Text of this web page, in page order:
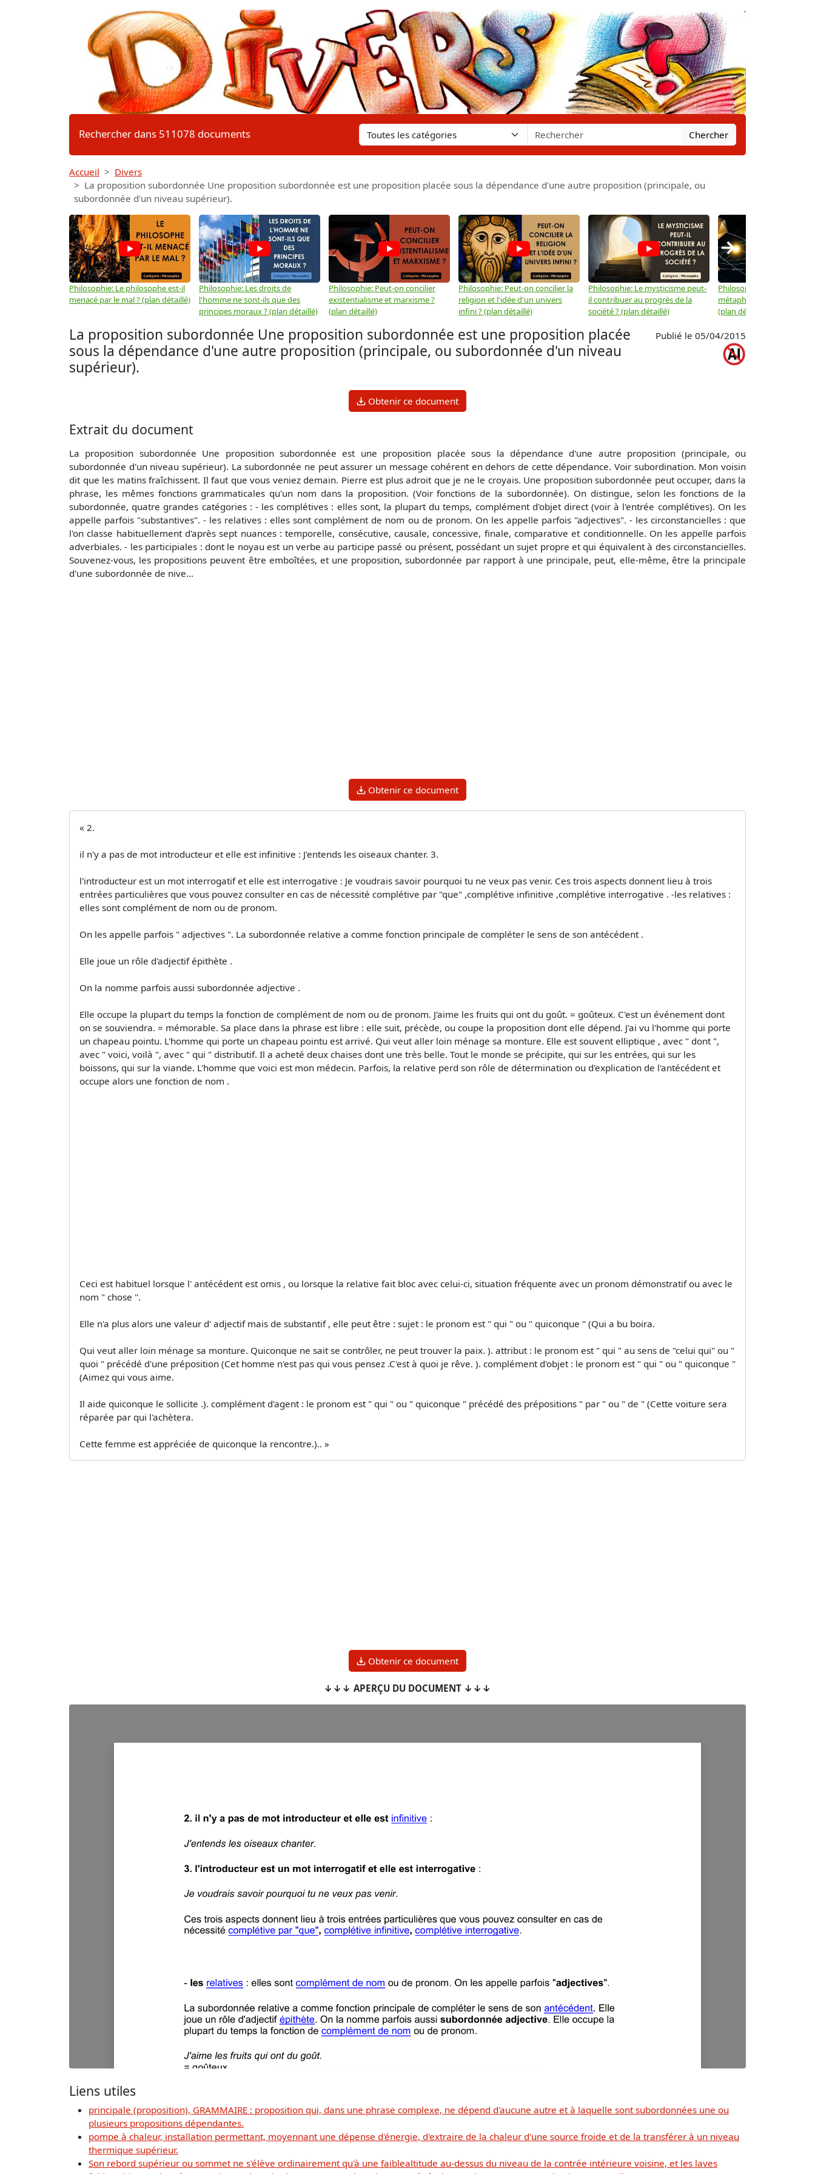
Rechercher dans 511078 documents Chercher
Accueil
Divers
La proposition subordonnée Une proposition subordonnée est une proposition placée sous la dépendance d'une autre proposition (principale, ou
subordonnée d'un niveau supérieur).
Philosophie: Le philosophe est-il
menacé par le mal ? (plan détaillé)
Philosophie: Les droits de
l'homme ne sont-ils que des
principes moraux ? (plan détaillé)
Philosophie: Peut-on concilier
existentialisme et marxisme ?
(plan détaillé)
Philosophie: Peut-on concilier la
religion et l'idée d'un univers
infini ? (plan détaillé)
Philosophie: Le mysticisme peut-
il contribuer au progrès de la
société ? (plan détaillé)
Philosophie: Peut-on lier la
métaphysique à la
(plan détaillé)
→
La proposition subordonnée Une proposition subordonnée est une proposition placée
sous la dépendance d'une autre proposition (principale, ou subordonnée d'un niveau
supérieur).
Publié le 05/04/2015
Obtenir ce document
Extrait du document
La proposition subordonnée Une proposition subordonnée est une proposition placée sous la dépendance d'une autre proposition (principale, ou
subordonnée d'un niveau supérieur). La subordonnée ne peut assurer un message cohérent en dehors de cette dépendance. Voir subordination. Mon voisin
dit que les matins fraîchissent. Il faut que vous veniez demain. Pierre est plus adroit que je ne le croyais. Une proposition subordonnée peut occuper, dans la
phrase, les mêmes fonctions grammaticales qu'un nom dans la proposition. (Voir fonctions de la subordonnée). On distingue, selon les fonctions de la
subordonnée, quatre grandes catégories : - les complétives : elles sont, la plupart du temps, complément d'objet direct (voir à l'entrée complétives). On les
appelle parfois "substantives". - les relatives : elles sont complément de nom ou de pronom. On les appelle parfois "adjectives". - les circonstancielles : que
l'on classe habituellement d'après sept nuances : temporelle, consécutive, causale, concessive, finale, comparative et conditionnelle. On les appelle parfois
adverbiales. - les participiales : dont le noyau est un verbe au participe passé ou présent, possédant un sujet propre et qui équivalent à des circonstancielles.
Souvenez-vous, les propositions peuvent être emboîtées, et une proposition, subordonnée par rapport à une principale, peut, elle-même, être la principale
d'une subordonnée de nive...
Obtenir ce document
« 2.
il n'y a pas de mot introducteur et elle est infinitive : J'entends les oiseaux chanter. 3.
l'introducteur est un mot interrogatif et elle est interrogative : Je voudrais savoir pourquoi tu ne veux pas venir. Ces trois aspects donnent lieu à trois
entrées particulières que vous pouvez consulter en cas de nécessité complétive par "que" ,complétive infinitive ,complétive interrogative . -les relatives :
elles sont complément de nom ou de pronom.
On les appelle parfois " adjectives ". La subordonnée relative a comme fonction principale de compléter le sens de son antécédent .
Elle joue un rôle d'adjectif épithète .
On la nomme parfois aussi subordonnée adjective .
Elle occupe la plupart du temps la fonction de complément de nom ou de pronom. J'aime les fruits qui ont du goût. = goûteux. C'est un événement dont
on se souviendra. = mémorable. Sa place dans la phrase est libre : elle suit, précède, ou coupe la proposition dont elle dépend. J'ai vu l'homme qui porte
un chapeau pointu. L'homme qui porte un chapeau pointu est arrivé. Qui veut aller loin ménage sa monture. Elle est souvent elliptique , avec " dont ",
avec " voici, voilà ", avec " qui " distributif. Il a acheté deux chaises dont une très belle. Tout le monde se précipite, qui sur les entrées, qui sur les
boissons, qui sur la viande. L'homme que voici est mon médecin. Parfois, la relative perd son rôle de détermination ou d'explication de l'antécédent et
occupe alors une fonction de nom .
Ceci est habituel lorsque l' antécédent est omis , ou lorsque la relative fait bloc avec celui-ci, situation fréquente avec un pronom démonstratif ou avec le
nom " chose ".
Elle n'a plus alors une valeur d' adjectif mais de substantif , elle peut être : sujet : le pronom est " qui " ou " quiconque " (Qui a bu boira.
Qui veut aller loin ménage sa monture. Quiconque ne sait se contrôler, ne peut trouver la paix. ). attribut : le pronom est " qui " au sens de "celui qui" ou "
quoi " précédé d'une préposition (Cet homme n'est pas qui vous pensez .C'est à quoi je rêve. ). complément d'objet : le pronom est " qui " ou " quiconque "
(Aimez qui vous aime.
Il aide quiconque le sollicite .). complément d'agent : le pronom est " qui " ou " quiconque " précédé des prépositions " par " ou " de " (Cette voiture sera
réparée par qui l'achètera.
Cette femme est appréciée de quiconque la rencontre.).. »
Obtenir ce document
↓↓↓ APERÇU DU DOCUMENT ↓↓↓
Télécharger
Liens utiles
principale (proposition), GRAMMAIRE : proposition qui, dans une phrase complexe, ne dépend d'aucune autre et à laquelle sont subordonnées une ou
plusieurs propositions dépendantes.
pompe à chaleur, installation permettant, moyennant une dépense d'énergie, d'extraire de la chaleur d'une source froide et de la transférer à un niveau
thermique supérieur.
Son rebord supérieur ou sommet ne s'élève ordinairement qu'à une faiblealtitude au-dessus du niveau de la contrée intérieure voisine, et les laves